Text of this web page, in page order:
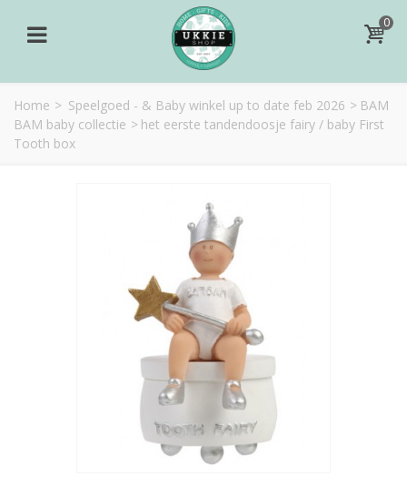
0
Home > Speelgoed - & Baby winkel up to date feb 2026 > BAM
BAM baby collectie > het eerste tandendoosje fairy / baby First
Tooth box